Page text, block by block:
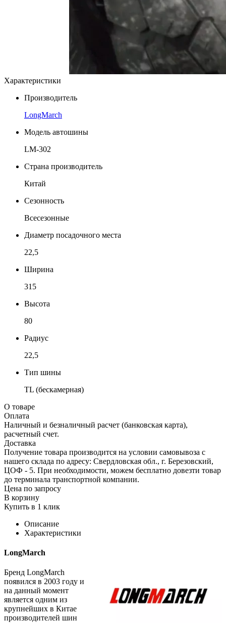
Характеристики
Производитель
LongMarch
Модель автошины
LM-302
Страна производитель
Китай
Сезонность
Всесезонные
Диаметр посадочного места
22,5
Ширина
315
Высота
80
Радиус
22,5
Тип шины
TL (бескамерная)
О товаре
Оплата
Наличный и безналичный расчет (банковская карта),
расчетный счет.
Доставка
Получение товара производится на условии самовывоза с
нашего склада по адресу: Свердловская обл., г. Березовский,
ЦОФ - 5. При необходимости, можем бесплатно довезти товар
до терминала транспортной компании.
Цена по запросу
В корзину
Купить в 1 клик
Описание
Характеристики
LongMarch
Бренд LongMarch
появился в 2003 году и
на данный момент
является одним из
крупнейших в Китае
производителей шин